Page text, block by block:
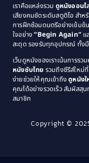
1979
1976
1974
1971
1969
1964
1940
เราคือแหล่งรวม ดูหนังออนไ
เสียงคมชัดระดับสตูดิโอ สำ
การฝึกซ้อมดนตรีอย่างเข้มข้
ใจอย่าง“Begin Again” แ
สะดุด รองรับทุกอุปกรณ์ ทั้ง
เว็บดูหนังของเราเน้นการรว
หนังซับไทย รวมถึงซีรีส์ใหม่
ง่ายช่วยให้คุณเข้าถึงดูหนังใ
คุณได้อย่างรวดเร็ว สัมผัสสุ
สมาชิก
Copyright ©